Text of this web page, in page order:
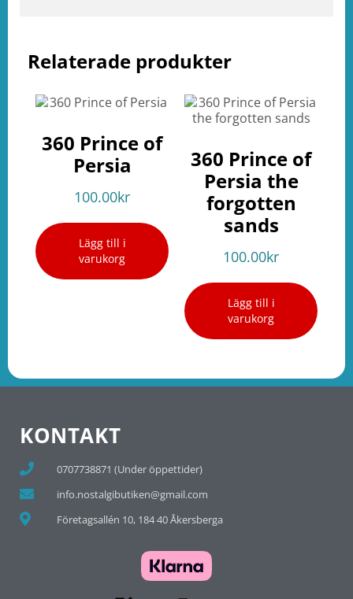
Relaterade produkter
360 Prince of
Persia
100.00kr
Lägg till i
varukorg
360 Prince of
Persia the
forgotten
sands
100.00kr
Lägg till i
varukorg
KONTAKT
0707738871 (Under öppettider)
info.nostalgibutiken@gmail.com
Företagsallén 10, 184 40 Åkersberga